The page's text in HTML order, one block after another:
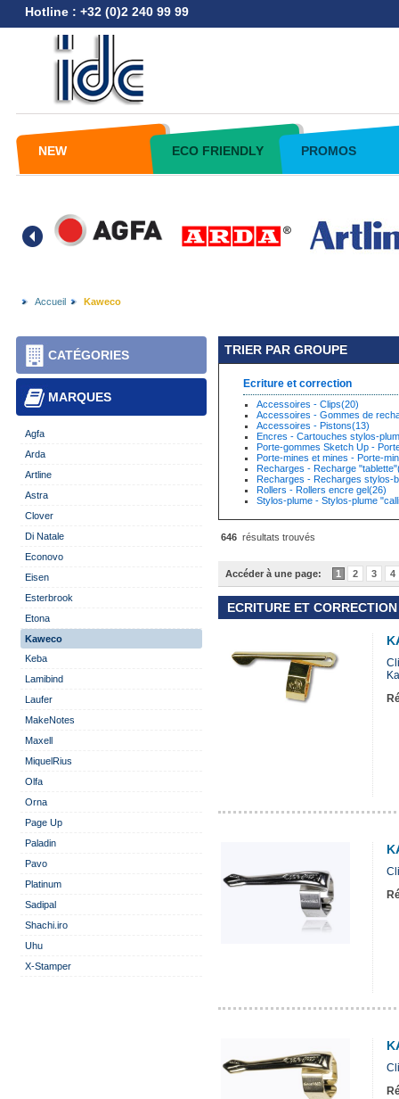
Hotline : +32 (0)2 240 99 99
NEW ECO FRIENDLY PROMOS
Accueil Kaweco
CATÉGORIES
MARQUES
Agfa
Arda
Artline
Astra
Clover
Di Natale
Econovo
Eisen
Esterbrook
Etona
Kaweco
Keba
Lamibind
Laufer
MakeNotes
Maxell
MiquelRius
Olfa
Orna
Page Up
Paladin
Pavo
Platinum
Sadipal
Shachi.iro
Uhu
X-Stamper
TRIER PAR GROUPE
Ecriture et correction
Accessoires - Clips(20)
Accessoires - Gommes de
Accessoires - Pistons(13)
Encres - Cartouches stylos-
Porte-gommes Sketch Up -
Porte-mines et mines - Porte-
Recharges - Recharge
Recharges - Recharges stylos-
Rollers - Rollers encre gel(26)
Stylos-plume - Stylos-plume
646 résultats trouvés
Accéder à une page: 1 2 3 4
ECRITURE ET